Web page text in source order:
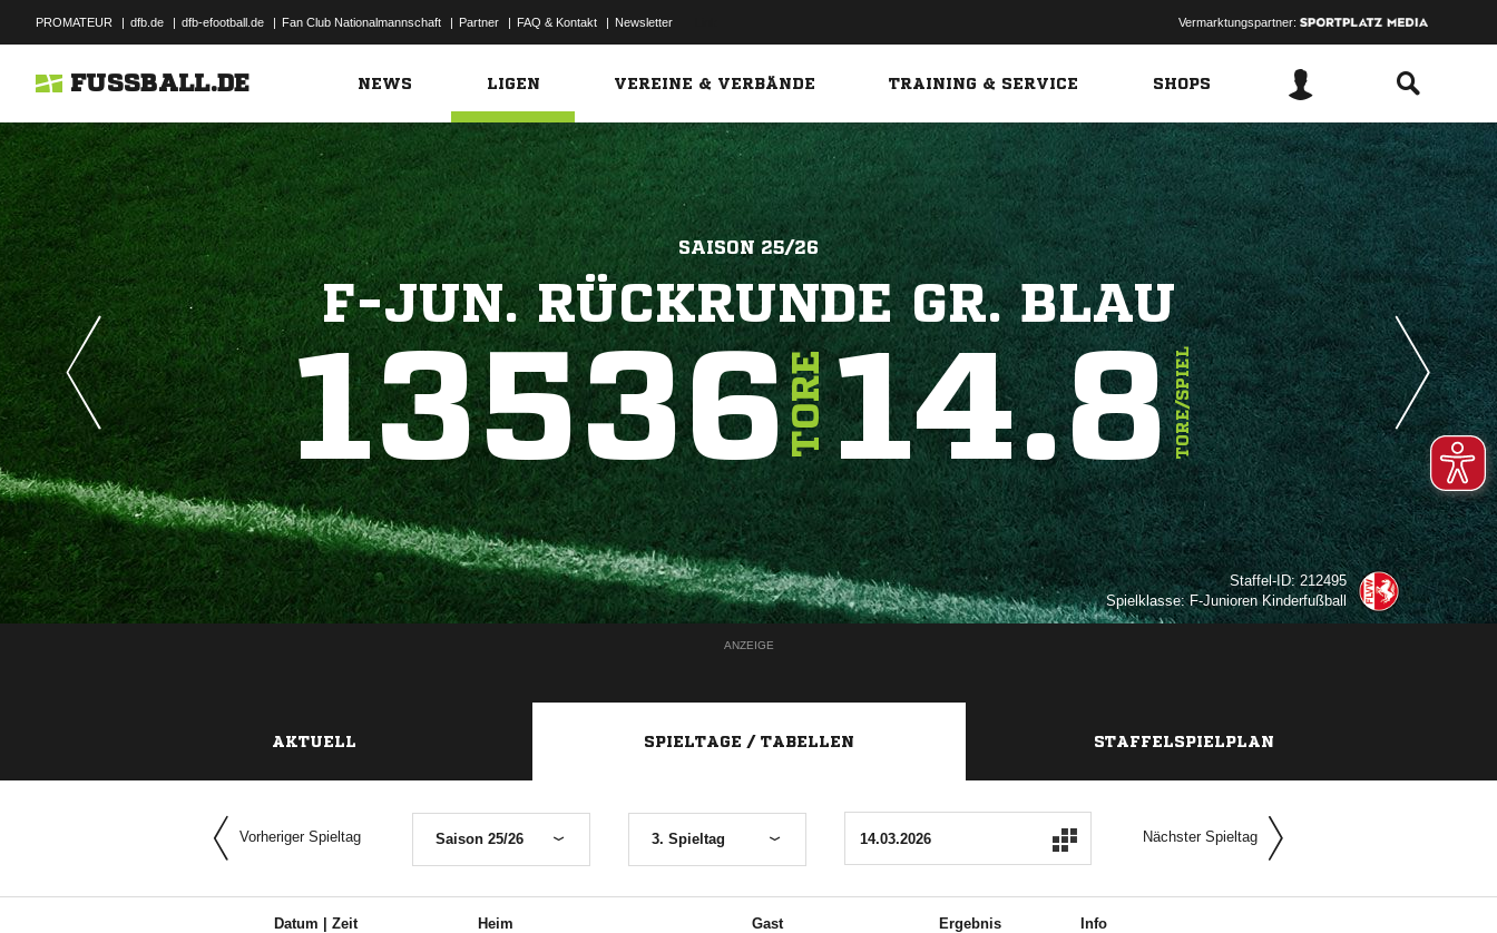
PROMATEUR | dfb.de | dfb-efootball.de | Fan Club Nationalmannschaft | Partner | FAQ & Kontakt | Newsletter Vermarktungspartner:
FUSSBALL.DE NEWS LIGEN VEREINE & VERBÄNDE TRAINING & SERVICE SHOPS
SAISON 25/26
F-JUN. RÜCKRUNDE GR. BLAU
13536TORE14.8TORE/SPIEL
Staffel-ID: 212495
Spielklasse: F-Junioren Kinderfußball
ANZEIGE
AKTUELL SPIELTAGE / TABELLEN STAFFELSPIELPLAN
Vorheriger Spieltag Saison 25/26 3. Spieltag Nächster Spieltag
Datum | Zeit Heim Gast Ergebnis Info